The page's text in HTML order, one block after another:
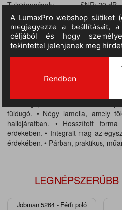
Tulajdonságok:
SNR: 30 dB
Várható érkezés:
14-21 nap
füldugó. • Négy lamella, amely
hallójáratban. • Hosszított
érdekében. • Integrált mag az
érdekében. • Párban, praktikus,
Jobman 5264 - Férfi póló